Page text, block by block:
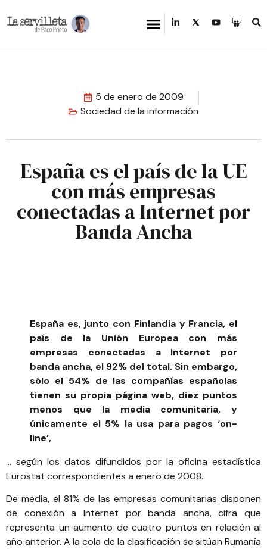
5 de enero de 2009
Sociedad de la información
España es el país de la UE
con más empresas
conectadas a Internet por
Banda Ancha
España es, junto con Finlandia y Francia, el
país de la Unión Europea con más
empresas conectadas a Internet por
banda ancha, el 92% del total. Sin embargo,
sólo el 54% de las compañías españolas
tienen su propia página web, diez puntos
menos que la media comunitaria, y
únicamente el 5% la usa para pagos ‘on-
line’,
… según los datos difundidos por la oficina estadística
Eurostat correspondientes a enero de 2008.
De media, el 81% de las empresas comunitarias disponen
de conexión a Internet por banda ancha, cifra que
representa un aumento de cuatro puntos en relación al
año anterior. A la cola de la clasificación se sitúan Rumanía